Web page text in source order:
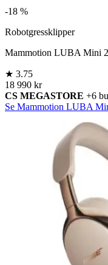
-18 %
Robotgressklipper
Mammotion LUBA Mini
★ 3.75
18 990 kr
CS MEGASTORE +6
Se Mammotion LUBA